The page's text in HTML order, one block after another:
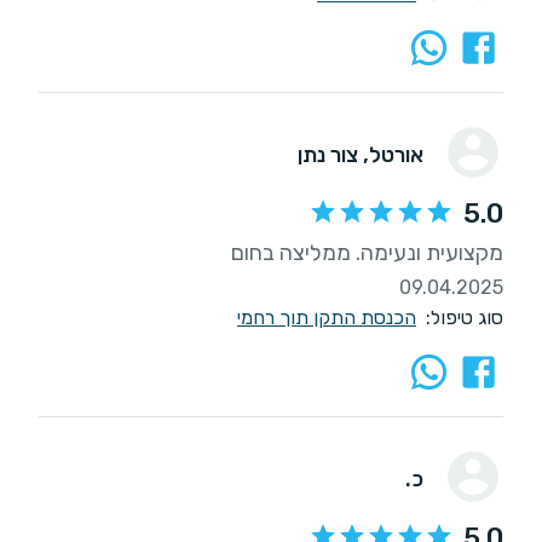
אורטל, צור נתן
5.0
מקצועית ונעימה. ממליצה בחום
09.04.2025
סוג טיפול: הכנסת התקן תוך רחמי
כ.